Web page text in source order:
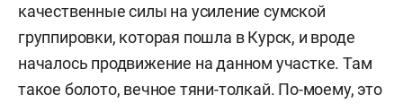
качественные силы на усиление сумской
группировки, которая пошла в Курск, и вроде
началось продвижение на данном участке. Там
такое болото, вечное тяни-толкай. По-моему, это